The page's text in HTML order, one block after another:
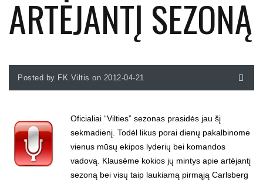
ARTĖJANTĮ SEZONĄ
Posted by FK Viltis on 2012-04-21
Oficialiai “Vilties” sezonas prasidės jau šį
sekmadienį. Todėl likus porai dienų pakalbinome
vienus mūsų ekipos lyderių bei komandos
vadovą. Klausėme kokios jų mintys apie artėjantį
sezoną bei visų taip laukiamą pirmąją Carlsberg